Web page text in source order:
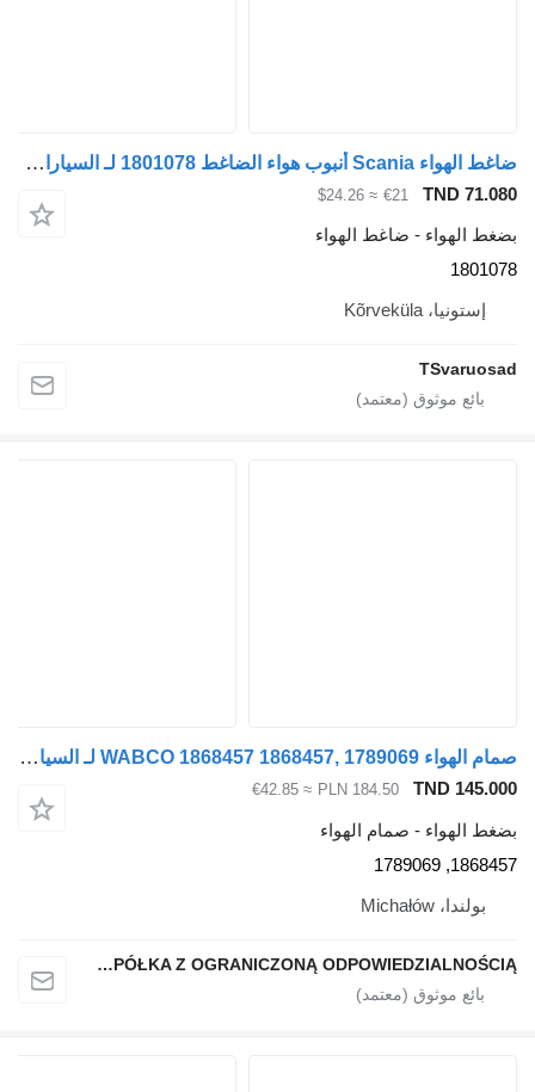
ضاغط الهواء Scania أنبوب هواء الضاغط 1801078 لـ السيارات القاطرة Scania G440
TND
€21
≈ $24.26
الهواء - ضاغط الهواء
إستونيا، Kõrveküla
صمام الهواء WABCO 1868457 1868457, 1789069 لـ السيارات القاطرة Scania G400
TND
PLN 184.50
≈ €42.85
الهواء - صمام الهواء
1868457,
بولندا، Michałów
QINDITO SPÓŁKA Z OGRANICZONĄ ODPOWIEDZIALNOŚCIĄ